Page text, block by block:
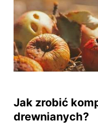
Jak zrobić
drewnianych?